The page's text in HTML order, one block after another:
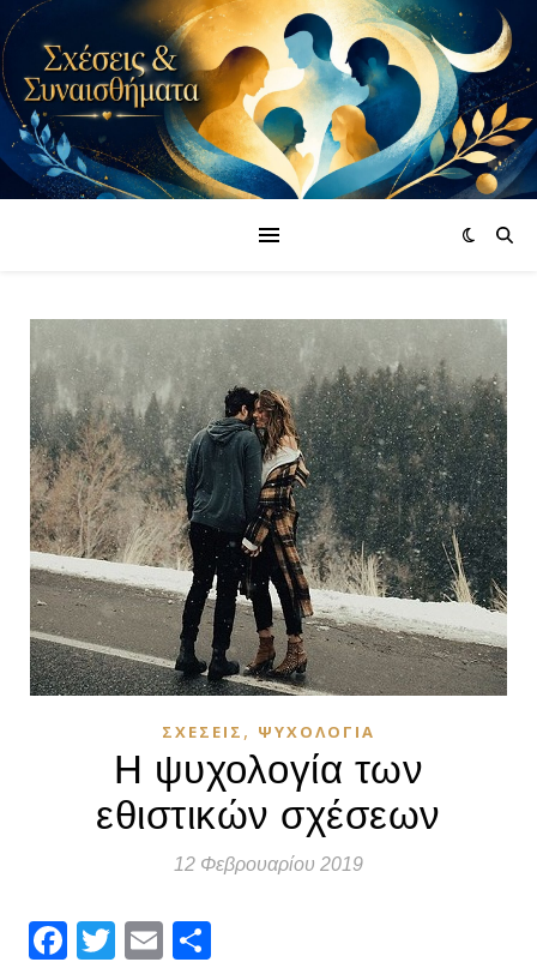
ΣΧΈΣΕΙΣ , ΨΥΧΟΛΟΓΊΑ
Η ψυχολογία των
εθιστικών σχέσεων
12 Φεβρουαρίου 2019
Facebook
Twitter
Email